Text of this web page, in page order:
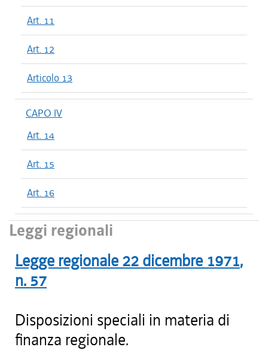
Art. 11
Art. 12
Articolo 13
CAPO IV
Art. 14
Art. 15
Art. 16
Leggi regionali
Legge regionale 22 dicembre 1971,
n. 57
Disposizioni speciali in materia di
finanza regionale.